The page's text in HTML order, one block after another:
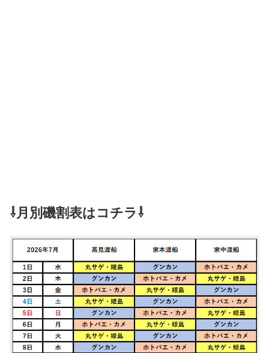
⇩月別磯割表はコチラ⇩